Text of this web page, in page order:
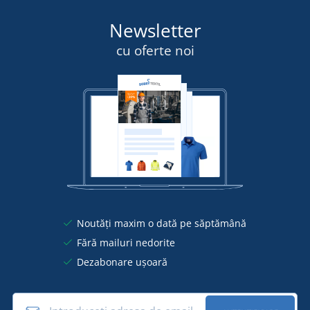
Newsletter
cu oferte noi
Noutăți maxim o dată pe săptămână
Fără mailuri nedorite
Dezabonare ușoară